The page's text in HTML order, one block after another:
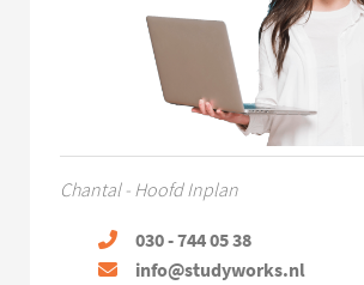
Chantal - Hoofd Inplan
030 - 744 05 38
info@studyworks.nl